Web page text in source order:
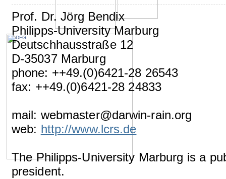
Prof. Dr. Jörg Bendix
Philipps-University Marburg
Deutschhausstraße 12
D-35037 Marburg
phone: ++49.(0)6421-28 26543
fax: ++49.(0)6421-28 24833
mail: webmaster@darwin-rain.org
web: http://www.lcrs.de
The Philipps-University Marburg is a
president.